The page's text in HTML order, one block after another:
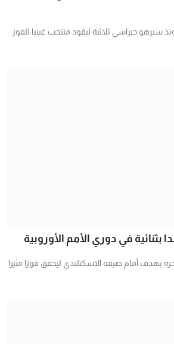
سيرهو جيراسي ثلاثية ليقود منتخب غينيا للفوز
بثنائية في دوري الأمم الأوروبية
بهدف أمام ضيفه الاسكتلندي ليحقق فوزا مثيرا